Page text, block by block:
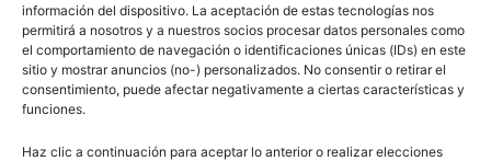
información del dispositivo. La aceptación de estas tecnologías nos
permitirá a nosotros y a nuestros socios procesar datos personales como
el comportamiento de navegación o identificaciones únicas (IDs) en este
sitio y mostrar anuncios (no-) personalizados. No consentir o retirar el
consentimiento, puede afectar negativamente a ciertas características y
funciones.
Haz clic a continuación para aceptar lo anterior o realizar elecciones